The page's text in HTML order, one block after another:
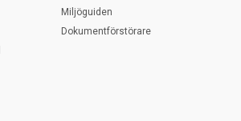
Miljöguiden
Dokumentförstörare